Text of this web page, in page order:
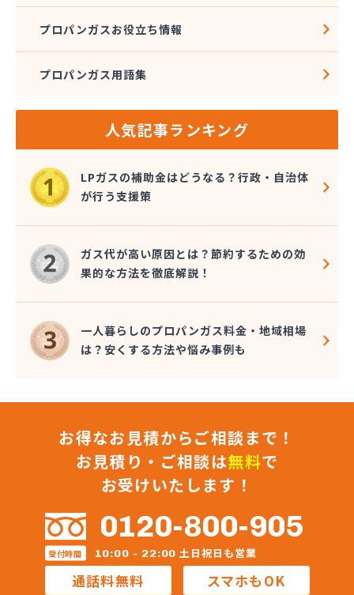
株式会社福冨
株式会社平松総合企画 プロパンガス部
株式会社別井商店
関彰商事株式会社 真岡LPガスセンター
岩谷産業株式会社 宇都宮支店
鬼怒川プロパン
吉澤保全株式会社倉庫
橋本産業株式会社
近嵐商事有限会社
金子商事有限会社
桑原商店
郡司燃料店
慶野燃料店
戸恒燃料店
戸村商店
五味田商店
江連燃料株式会社
佐藤燃料店
佐野市エルピーガス販売協同組合
佐野燃料
細井プロパン
三愛オブリガス東日本株式会社 栃木支店 宇都宮
営業所/卸売課
三柴正雄商店
三田岱治商店
氏家高圧ガス保安センター
プロパンガスお役立ち情報
プロパンガス用語集
人気記事ランキング
LPガスの補助金はどうなる？行政・自治体
が行う支援策
ガス代が高い原因とは？節約するための効
果的な方法を徹底解説！
一人暮らしのプロパンガス料金・地域相場
は？安くする方法や悩み事例も
お得なお見積からご相談まで！
お見積り・ご相談は無料で
お受けいたします！
0120-800-905
受付時間 10:00 - 22:00 土日祝日も営業
通話料無料 スマホもOK